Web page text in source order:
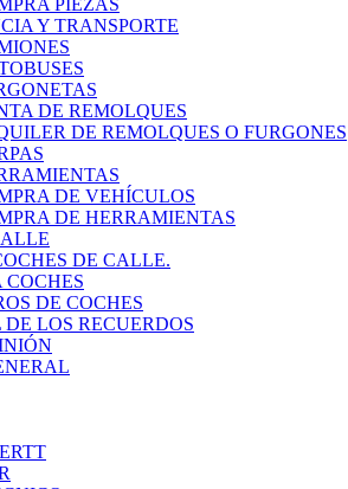
PIEZAS
Y TRANSPORTE
DE REMOLQUES
DE REMOLQUES O FURGONES
DE VEHÍCULOS
DE HERRAMIENTAS
DE CALLE.
COCHES
DE COCHES
LOS RECUERDOS